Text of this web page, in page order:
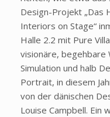
Design-Projekt „Das
Interiors on Stage“
Halle 2.2 mit Pure
visionäre, begehbare
Simulation und halb
Portrait, in diesem
von der dänischen
Louise Campbell. Ein